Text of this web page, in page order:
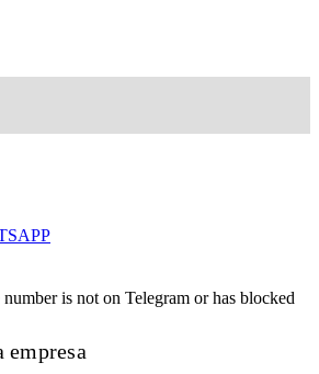
is not on Telegram or has blocked
empresa